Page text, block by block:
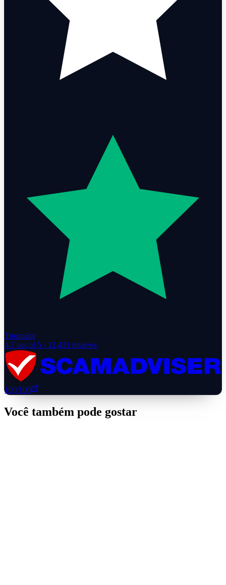
Trustpilot
4.7 out of 5 · 12,431 reviews
100/100
Você também pode gostar